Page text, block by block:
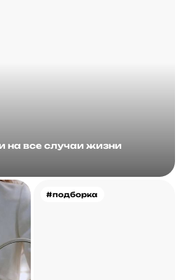
на все случаи жизни
#подборка